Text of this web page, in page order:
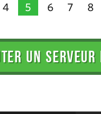
4 5 6 7 8
UN SERVEUR